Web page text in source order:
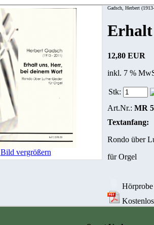
Bild vergrößern
Gadsch, Herbert
Erhalt
12,80 EUR
inkl. 7 %
Stk:
Art.Nr.: MR
Textanfang:
Rondo über
für Orgel